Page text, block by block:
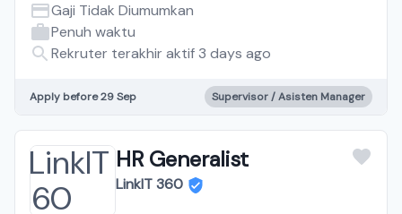
Gaji Tidak Diumumkan
Penuh waktu
Rekruter terakhir aktif 3 days ago
Apply before 29 Sep Supervisor / Asisten Manager
HR Generalist
LinkIT 360